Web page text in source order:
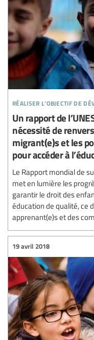
réaliser l’objectif de
Un rapport de
nécessité de
migrant(e)s et les
pour accéder à
Le Rapport mondial de
met en lumière les
garantir le droit des
éducation de qualité, ce
apprenant(e)s et des
19 avril 2018